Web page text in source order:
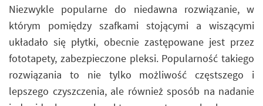
Niezwykle popularne do niedawna rozwiązanie, w
którym pomiędzy szafkami stojącymi a wiszącymi
układało się płytki, obecnie zastępowane jest przez
fototapety, zabezpieczone pleksi. Popularność takiego
rozwiązania to nie tylko możliwość częstszego i
lepszego czyszczenia, ale również sposób na nadanie